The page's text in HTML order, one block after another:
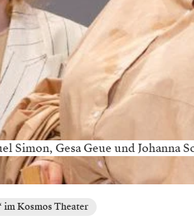
Simon, Gesa Geue und Johanna
im Kosmos Theater